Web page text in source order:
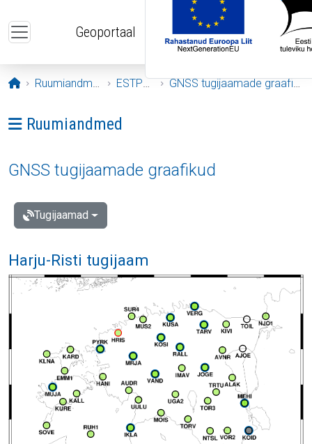
Geoportaal
Avaleht
Ruumiandmed ESTPOS GNSS tugijaamade graafikud
Ava menüü: Ruumiandmed
Ruumiandmed
GNSS tugijaamade graafikud
Tugijaamad
Harju-Risti tugijaam